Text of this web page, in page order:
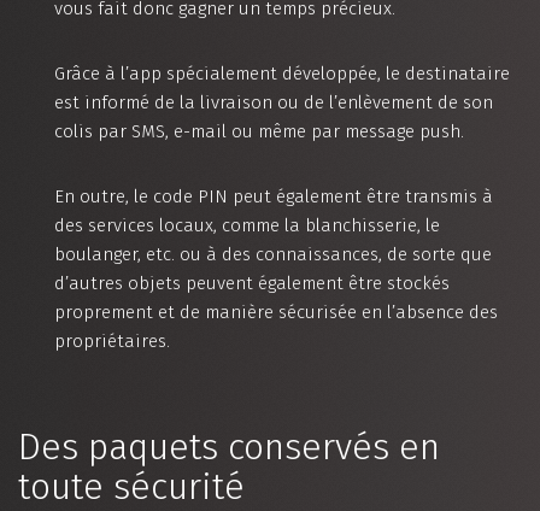
vous fait donc gagner un temps précieux.
Grâce à l’app spécialement développée, le destinataire
est informé de la livraison ou de l’enlèvement de son
colis par SMS, e-mail ou même par message push.
En outre, le code PIN peut également être transmis à
des services locaux, comme la blanchisserie, le
boulanger, etc. ou à des connaissances, de sorte que
d’autres objets peuvent également être stockés
proprement et de manière sécurisée en l’absence des
propriétaires.
Des paquets conservés en
toute sécurité